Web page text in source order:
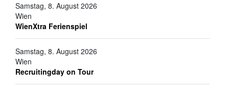
Samstag, 8. August 2026
Wien
WienXtra Ferienspiel
Samstag, 8. August 2026
Wien
Recruitingday on Tour